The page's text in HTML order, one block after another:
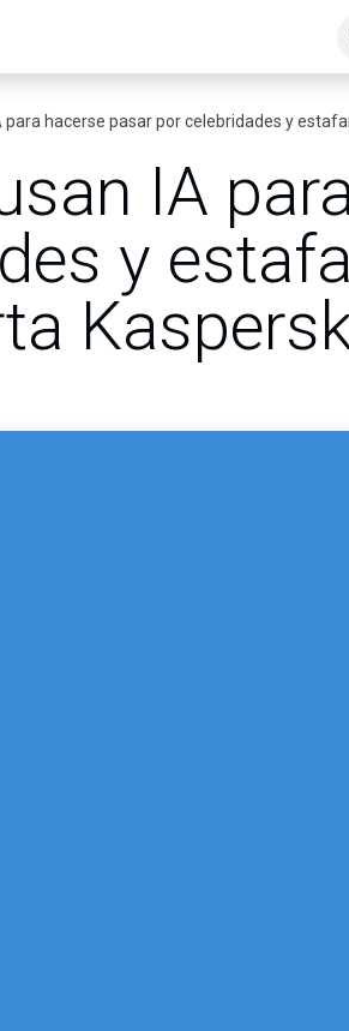
para hacerse pasar por celebridades y
IA
y